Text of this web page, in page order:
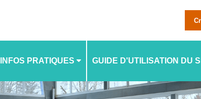
INFOS PRATIQUES
TOUTES LES INFOS (HORAIRES, TARIFS,
GUIDE D'UTILISATION DU
CONNEXION,